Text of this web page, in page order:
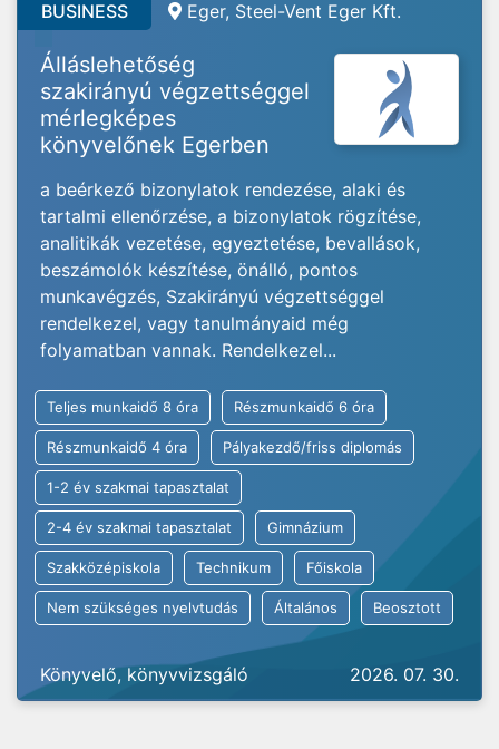
BUSINESS Eger, Steel-Vent Eger Kft.
Álláslehetőség
szakirányú végzettséggel
mérlegképes
könyvelőnek Egerben
a beérkező bizonylatok rendezése, alaki és
tartalmi ellenőrzése, a bizonylatok rögzítése,
analitikák vezetése, egyeztetése, bevallások,
beszámolók készítése, önálló, pontos
munkavégzés, Szakirányú végzettséggel
rendelkezel, vagy tanulmányaid még
folyamatban vannak. Rendelkezel...
Teljes munkaidő 8 óra Részmunkaidő 6 óra
Részmunkaidő 4 óra Pályakezdő/friss diplomás
1-2 év szakmai tapasztalat
2-4 év szakmai tapasztalat Gimnázium
Szakközépiskola Technikum Főiskola
Nem szükséges nyelvtudás Általános Beosztott
Könyvelő, könyvvizsgáló 2026. 07. 30.